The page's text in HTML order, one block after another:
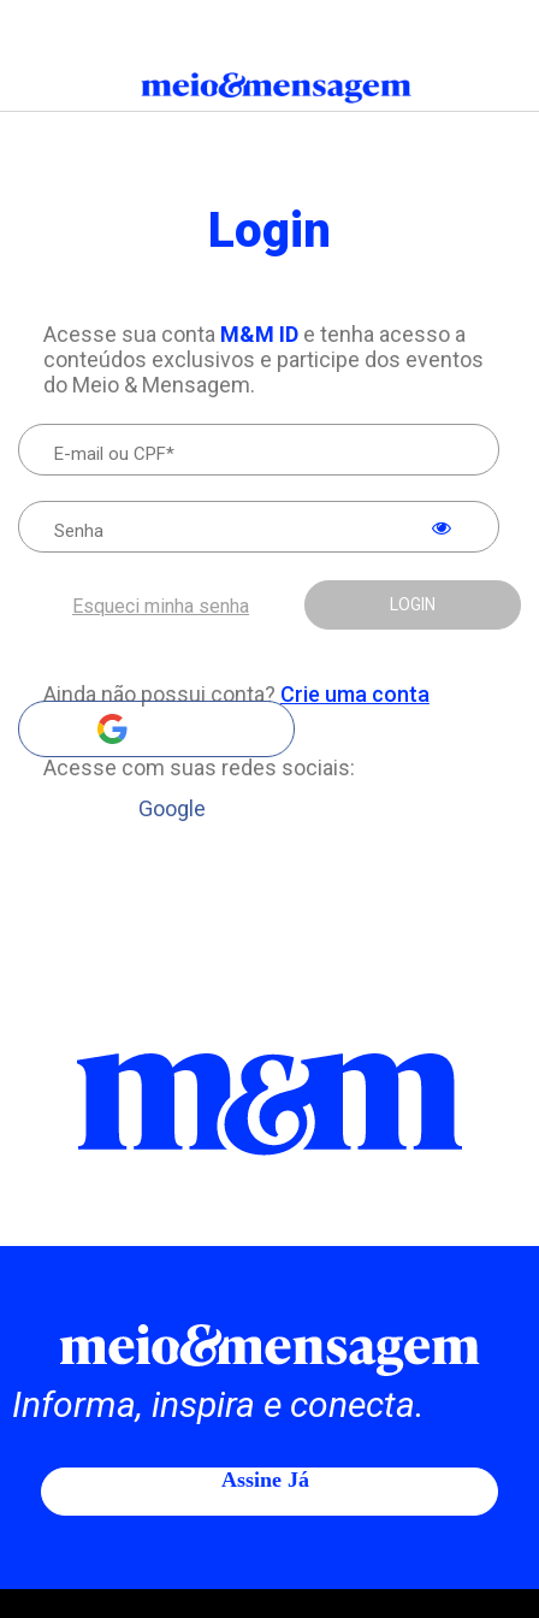
Login
Acesse sua conta M&M IDe tenha acesso a
conteúdos exclusivos e participe dos eventos
do Meio & Mensagem.
LOGIN
Esqueci minha senha
Ainda não possui conta? Crie uma conta
Acesse com suas redes sociais:
Google
Informa, inspira e conecta.
Assine Já